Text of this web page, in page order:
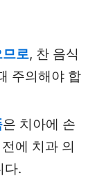
므로, 찬 음식
주의해야 합
은 치아에 손
에 치과 의
다.